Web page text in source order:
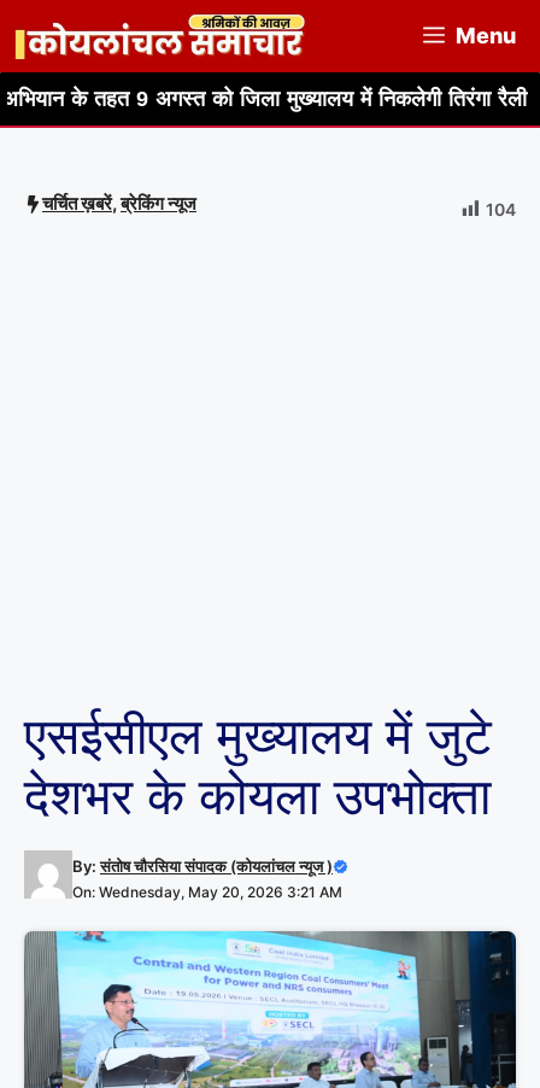
content
Menu
9 अगस्त को जिला मुख्यालय में निकलेगी तिरंगा रैली हर घर
चर्चित ख़बरें,ब्रेकिंग न्यूज 104
एसईसीएल मुख्यालय में जुटे
देशभर के कोयला उपभोक्ता
By:संतोष चौरसिया संपादक (कोयलांचल न्यूज )
On: Wednesday, May 20, 2026 3:21 AM